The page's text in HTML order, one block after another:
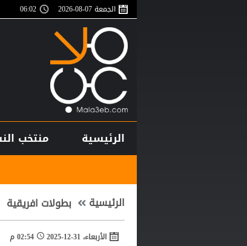
الجمعة 07-08-2026 06:02
الرئيسية منتخب
أغلى لاعب
الرئيسية بطولات افريقية
الأربعاء، 31-12-2025 02:54 م